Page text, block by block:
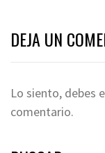
DEJA UN
Lo siento, debes
comentario.